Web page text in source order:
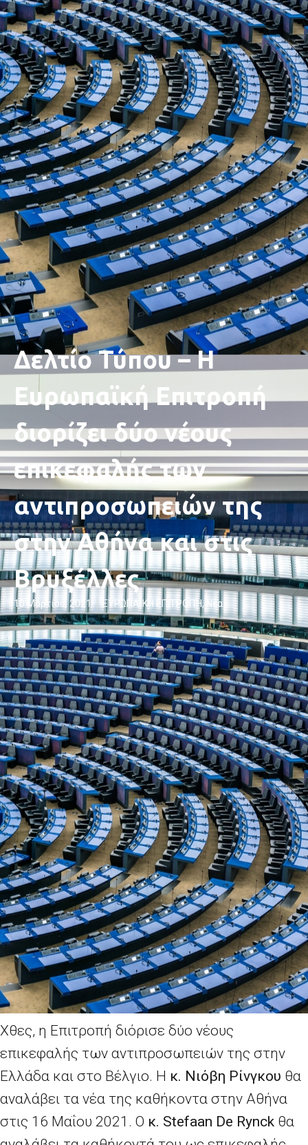
Δελτίο Τύπου – Η
Ευρωπαϊκή Επιτροπή
διορίζει δύο νέους
επικεφαλής των
αντιπροσωπειών της
στην Αθήνα και στις
Βρυξέλλες
10 Μαρτίου, 2021 ΕΥΡΩΠΑΪΚΗ ΕΠΙΤΡΟΠΉ, Νέα
Χθες, η Επιτροπή διόρισε δύο νέους
επικεφαλής των αντιπροσωπειών της στην
Ελλάδα και στο Βέλγιο. Η κ. Νιόβη Ρίνγκου θα
αναλάβει τα νέα της καθήκοντα στην Αθήνα
στις 16 Μαΐου 2021. Ο κ. Stefaan De Rynck θα